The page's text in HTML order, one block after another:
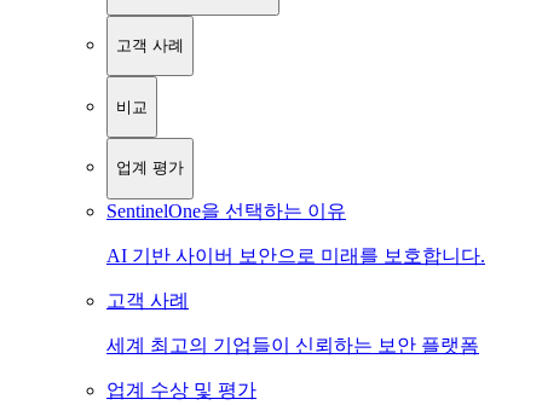
고객 사례
비교
업계 평가
SentinelOne을 선택하는 이유
AI 기반 사이버 보안으로 미래를 보호합니다.
고객 사례
세계 최고의 기업들이 신뢰하는 보안 플랫폼
업계 수상 및 평가